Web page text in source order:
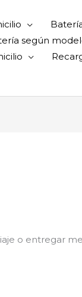
según
o entregar